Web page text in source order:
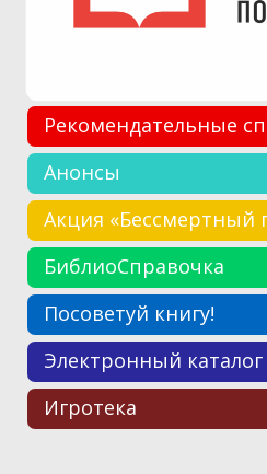
Рекомендательные
Анонсы
Акция «Бессмертный
БиблиоСправочка
Посоветуй книгу!
Электронный каталог
Игротека